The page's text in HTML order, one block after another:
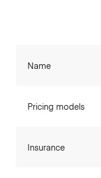
Name
Pricing models
Insurance